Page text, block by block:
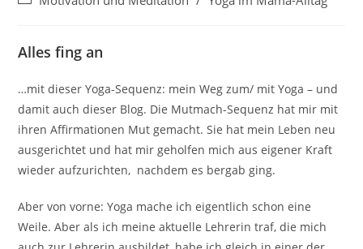
Alles fing an
…mit dieser Yoga-Sequenz: mein Weg zum/ mit Yoga – und
damit auch dieser Blog. Die Mutmach-Sequenz hat mir mit
ihren Affirmationen Mut gemacht. Sie hat mein Leben neu
ausgerichtet und hat mir geholfen mich aus eigener Kraft
wieder aufzurichten, nachdem es bergab ging.
Aber von vorne: Yoga mache ich eigentlich schon eine
Weile. Aber als ich meine aktuelle Lehrerin traf, die mich